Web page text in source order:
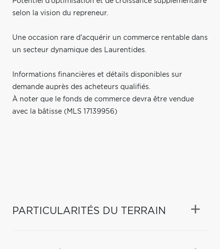
selon la vision du repreneur.
Une occasion rare d'acquérir un commerce rentable dans
un secteur dynamique des Laurentides.
Informations financières et détails disponibles sur
demande auprès des acheteurs qualifiés.
À noter que le fonds de commerce devra être vendue
avec la bâtisse (MLS 17139956)
PARTICULARITÉS DU TERRAIN